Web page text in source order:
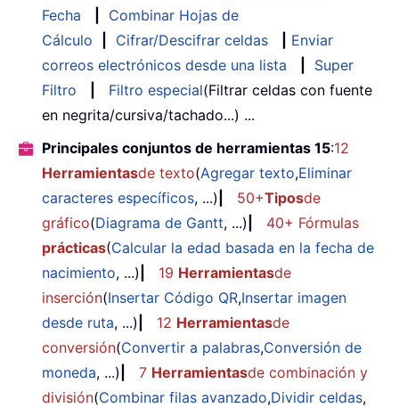
Fecha
Combinar Hojas de
Cálculo
Cifrar/Descifrar celdas
Enviar
correos electrónicos desde una lista
Super
Filtro
Filtro especial(Filtrar celdas con fuente
en negrita/cursiva/tachado...) ...
Principales conjuntos de herramientas 15:12
Herramientasde texto(Agregar texto,Eliminar
caracteres específicos, ...) 50+Tiposde
gráfico(Diagrama de Gantt, ...)
40+ Fórmulas
prácticas(Calcular la edad basada en la fecha de
nacimiento, ...) 19 Herramientasde
inserción(Insertar Código QR,Insertar imagen
desde ruta, ...) 12 Herramientasde
conversión(Convertir a palabras,Conversión de
moneda, ...) 7 Herramientasde combinación y
división(Combinar filas avanzado,Dividir celdas,